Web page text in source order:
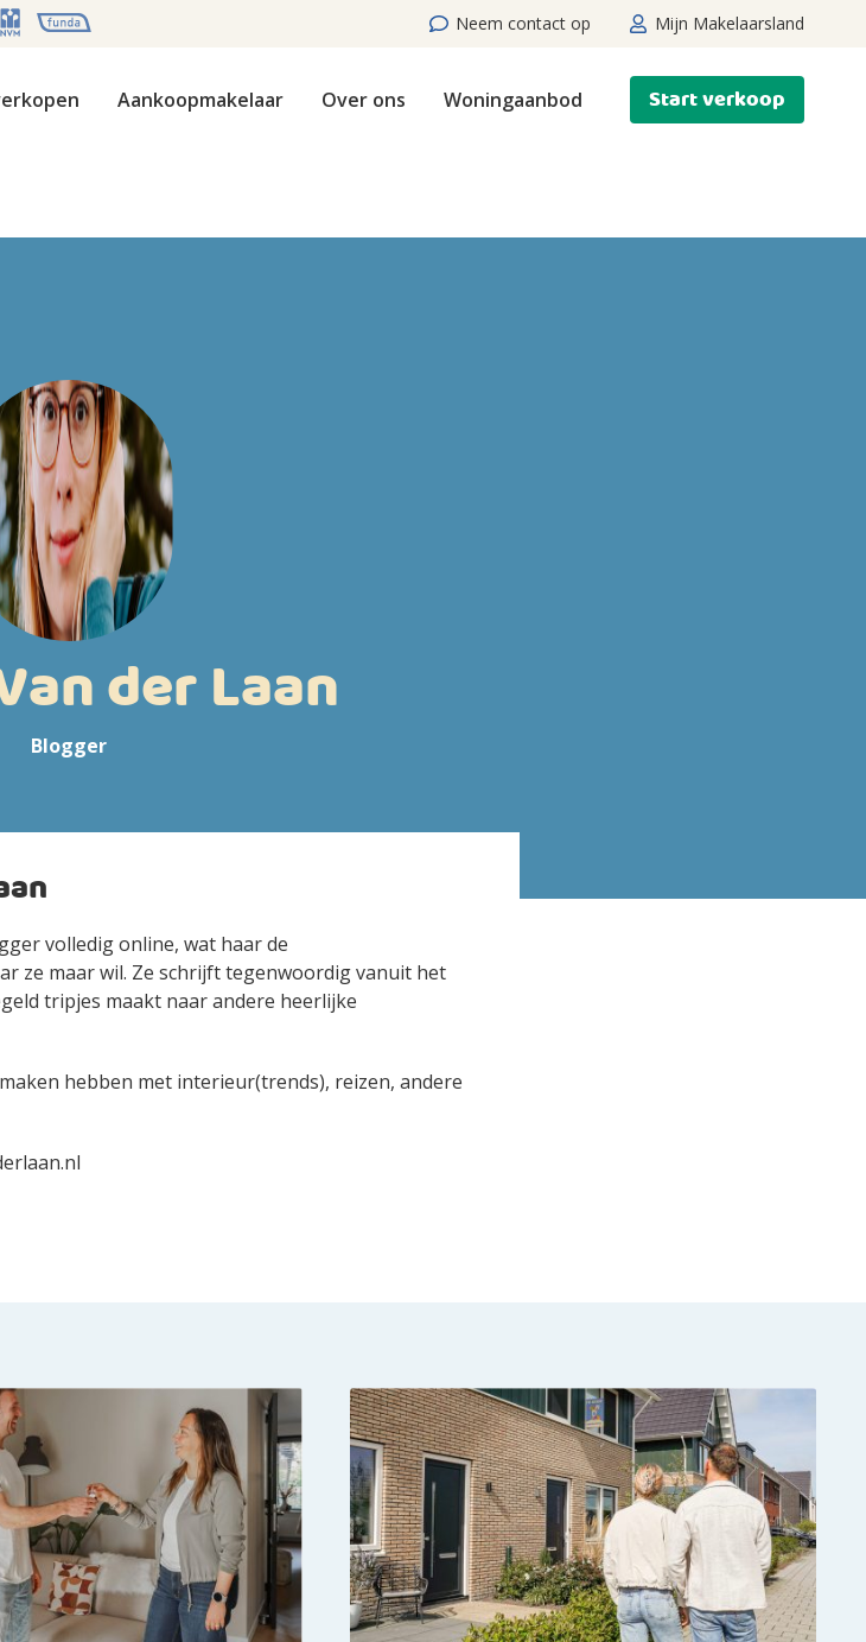
Neem contact op Mijn Makelaarsland
Aankoopmakelaar Over ons Woningaanbod Start verkoop
der Laan
Blogger
volledig online, wat haar de
ze maar wil. Ze schrijft tegenwoordig vanuit het
tripjes maakt naar andere heerlijke
hebben met interieur(trends), reizen, andere